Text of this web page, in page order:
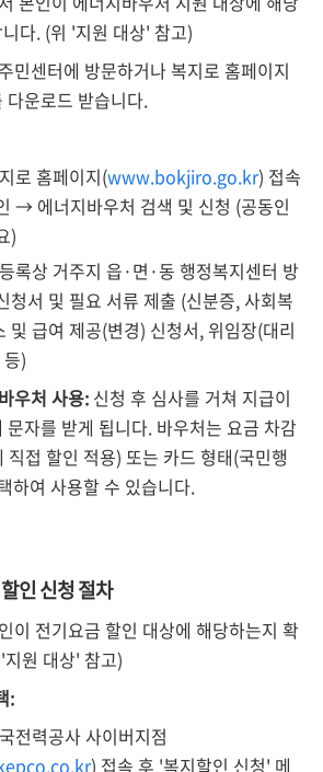
다. (위 '지원 대상' 참고)
민센터에 방문하거나 복지로 홈페이지
다운로드 받습니다.
로 홈페이지(www.bokjiro.go.kr) 접속
→ 에너지바우처 검색 및 신청 (공동인
)
록상 거주지 읍·면·동 행정복지센터 방
청서 및 필요 서류 제출 (신분증, 사회복
및 급여 제공(변경) 신청서, 위임장(대리
)
우처 사용: 신청 후 심사를 거쳐 지급이
문자를 받게 됩니다. 바우처는 요금 차감
직접 할인 적용) 또는 카드 형태(국민행
하여 사용할 수 있습니다.
인 신청 절차
이 전기요금 할인 대상에 해당하는지 확
원 대상' 참고)
:
전력공사 사이버지점
) 접속 후 '복지할인 신청' 메